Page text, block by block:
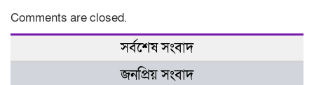
Comments are closed.
সর্বশেষ সংবাদ
জনপ্রিয় সংবাদ